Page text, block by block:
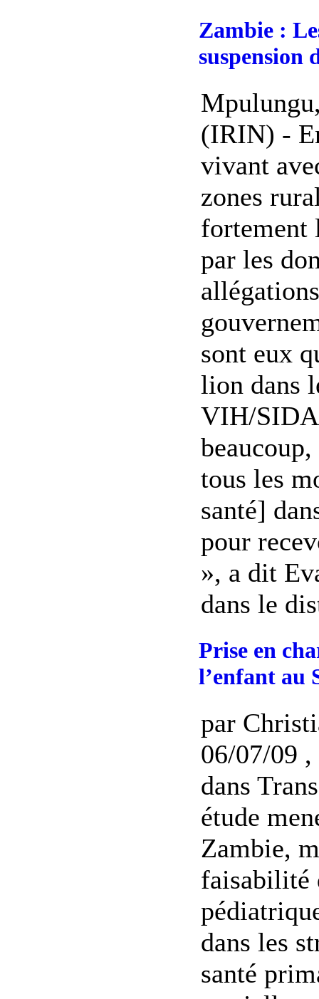
Zambie :
suspension
(IRIN) -
vivant
zones
fortement
par les
sont eux
lion dans
VIH/
tous les
santé]
pour
», a dit
dans le
Prise en
l’enfant au
par
06/07/09
dans
étude
Zambie,
faisabilité
dans les
santé